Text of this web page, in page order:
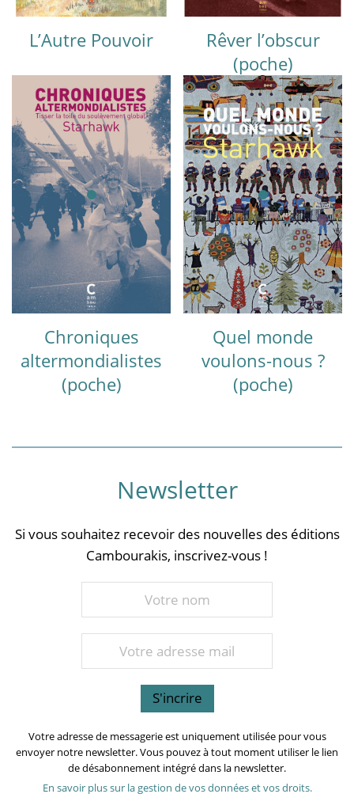
L’Autre Pouvoir
Rêver l’obscur
(poche)
Chroniques
altermondialistes
(poche)
Quel monde
voulons-nous ?
(poche)
Newsletter
Si vous souhaitez recevoir des nouvelles des éditions
Cambourakis, inscrivez-vous !
Votre adresse de messagerie est uniquement utilisée pour vous
envoyer notre newsletter. Vous pouvez à tout moment utiliser le lien
de désabonnement intégré dans la newsletter.
En savoir plus sur la gestion de vos données et vos droits.